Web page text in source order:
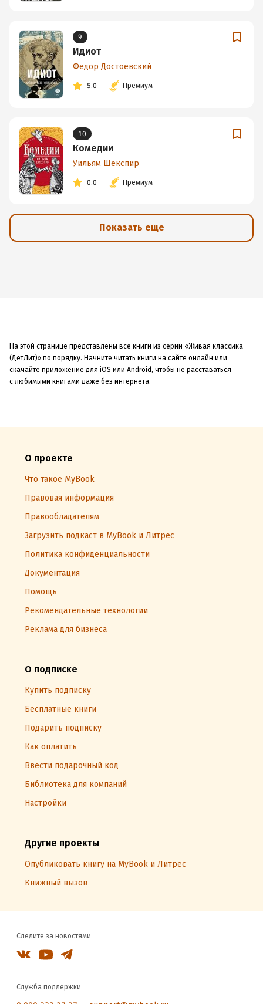
9
Идиот
Федор Достоевский
5.0 Премиум
10
Комедии
Уильям Шекспир
0.0 Премиум
Показать еще
На этой странице представлены все книги из серии «Живая классика
(ДетЛит)» по порядку. Начните читать книги на сайте онлайн или
скачайте приложение для iOS или Android, чтобы не расставаться
с любимыми книгами даже без интернета.
О проекте
Что такое MyBook
Правовая информация
Правообладателям
Загрузить подкаст в MyBook и Литрес
Политика конфиденциальности
Документация
Помощь
Рекомендательные технологии
Реклама для бизнеса
О подписке
Купить подписку
Бесплатные книги
Подарить подписку
Как оплатить
Ввести подарочный код
Библиотека для компаний
Настройки
Другие проекты
Опубликовать книгу на MyBook и Литрес
Книжный вызов
Следите за новостями
Служба поддержки